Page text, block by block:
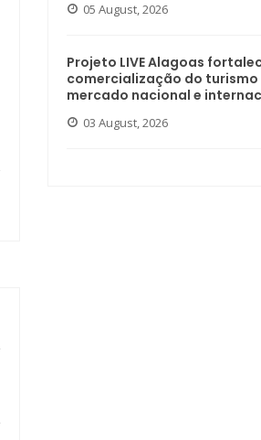
05 August, 2026
Projeto LIVE Alagoas
comercialização do
mercado nacional e
03 August, 2026